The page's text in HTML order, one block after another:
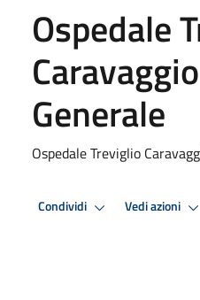
Ospedale
Generale
Ospedale Treviglio
Condividi Vedi azioni